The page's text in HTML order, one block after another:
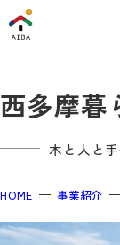
西多摩暮
木と人と
HOME 事業紹介